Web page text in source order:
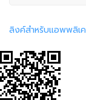
ลิงค์สำหรับแอพพลิเ